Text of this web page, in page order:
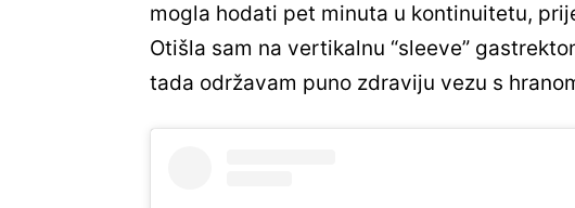
mogla hodati pet minuta u kontinuitetu,
Otišla sam na vertikalnu “sleeve”
tada održavam puno zdraviju vezu s